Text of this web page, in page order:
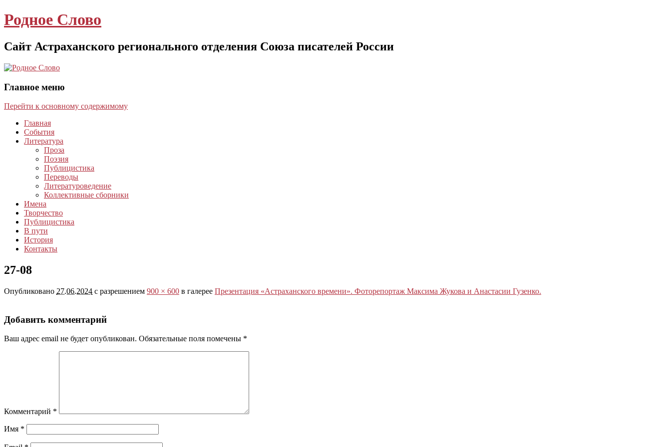
Родное Слово
Сайт Астраханского регионального отделения Союза писателей России
Главное меню
Перейти к основному содержимому
Главная
События
Литература
Проза
Поэзия
Публицистика
Переводы
Литературоведение
Коллективные сборники
Имена
Творчество
Публицистика
В пути
История
Контакты
27-08
Опубликовано 27.06.2024 с разрешением 900 × 600 в галерее Презентация «Астраханского времени». Фоторепортаж Максима Жукова и Анастасии Гузенко.
Добавить комментарий
Ваш адрес email не будет опубликован. Обязательные поля помечены *
Комментарий *
Имя *